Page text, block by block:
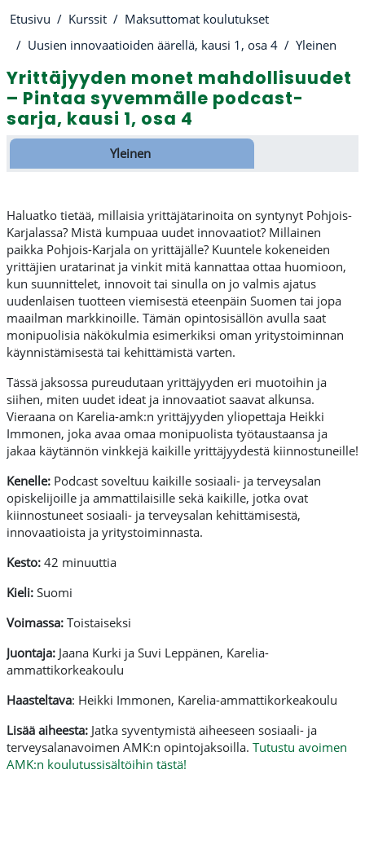
Etusivu Kurssit
Maksuttomat koulutukset
Uusien innovaatioiden äärellä, kausi 1, osa 4
Yleinen
Yrittäjyyden monet mahdollisuudet
– Pintaa syvemmälle podcast-
sarja, kausi 1, osa 4
Osion ääriviiva
Yleinen
Haluatko tietää, millaisia yrittäjätarinoita on syntynyt Pohjois-
Karjalassa? Mistä kumpuaa uudet innovaatiot? Millainen
paikka Pohjois-Karjala on yrittäjälle? Kuuntele kokeneiden
yrittäjien uratarinat ja vinkit mitä kannattaa ottaa huomioon,
kun suunnittelet, innovoit tai sinulla on jo valmis ajatus
uudenlaisen tuotteen viemisestä eteenpäin Suomen tai jopa
maailman markkinoille. Tämän opintosisällön avulla saat
monipuolisia näkökulmia esimerkiksi oman yritystoiminnan
käynnistämisestä tai kehittämistä varten.
Tässä jaksossa pureudutaan yrittäjyyden eri muotoihin ja
siihen, miten uudet ideat ja innovaatiot saavat alkunsa.
Vieraana on Karelia-amk:n yrittäjyyden yliopettaja Heikki
Immonen, joka avaa omaa monipuolista työtaustaansa ja
jakaa käytännön vinkkejä kaikille yrittäjyydestä kiinnostuneille!
Kenelle: Podcast soveltuu kaikille sosiaali- ja terveysalan
opiskelijoille ja ammattilaisille sekä kaikille, jotka ovat
kiinnostuneet sosiaali- ja terveysalan kehittämisestä,
innovaatioista ja yritystoiminnasta.
Kesto: 42 minuuttia
Kieli: Suomi
Voimassa: Toistaiseksi
Juontaja: Jaana Kurki ja Suvi Leppänen, Karelia-
ammattikorkeakoulu
Haasteltava: Heikki Immonen, Karelia-ammattikorkeakoulu
Lisää aiheesta: Jatka syventymistä aiheeseen sosiaali- ja
terveysalanavoimen AMK:n opintojaksoilla. Tutustu avoimen
AMK:n koulutussisältöihin tästä!